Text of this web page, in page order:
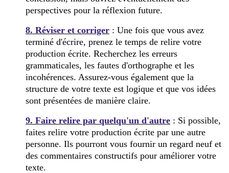
perspectives pour la réflexion future.
8. Réviser et corriger : Une fois que vous avez
terminé d'écrire, prenez le temps de relire votre
production écrite. Recherchez les erreurs
grammaticales, les fautes d'orthographe et les
incohérences. Assurez-vous également que la
structure de votre texte est logique et que vos idées
sont présentées de manière claire.
9. Faire relire par quelqu'un d'autre : Si possible,
faites relire votre production écrite par une autre
personne. Ils pourront vous fournir un regard neuf et
des commentaires constructifs pour améliorer votre
texte.